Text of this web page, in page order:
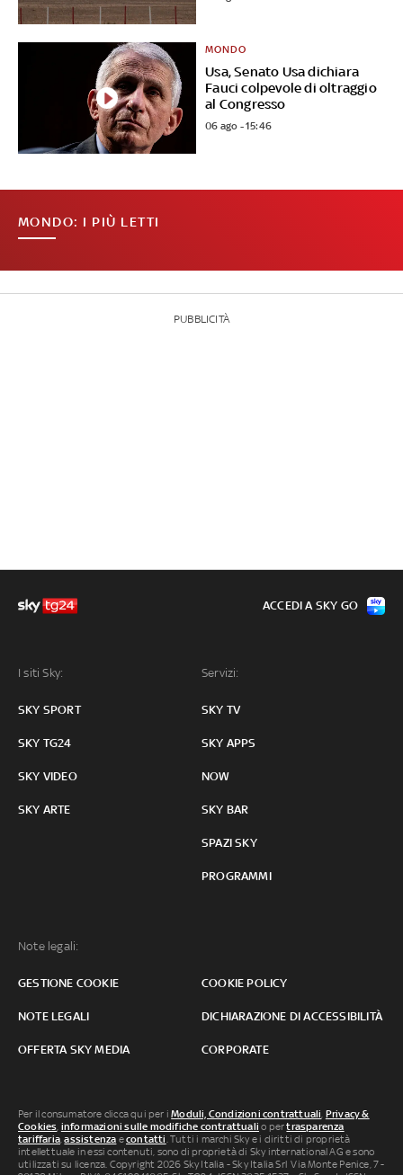
Usa, Senato Usa dichiara
Fauci colpevole di oltraggio
al Congresso
MONDO
06 ago - 15:46
MONDO: I PIÙ LETTI
PUBBLICITÀ
I siti Sky:
SKY SPORT
SKY TG24
SKY VIDEO
SKY ARTE
Servizi:
SKY TV
SKY APPS
NOW
SKY BAR
SPAZI SKY
PROGRAMMI
Note legali:
GESTIONE COOKIE COOKIE POLICY
NOTE LEGALI DICHIARAZIONE DI ACCESSIBILITÀ
OFFERTA SKY MEDIA CORPORATE
ACCEDI A SKY GO
Per il consumatore clicca qui per iModuli, Condizioni contrattuali, Privacy &
Cookies, informazioni sulle modifiche contrattuali o pertrasparenza
tariffaria,assistenza econtatti. Tutti i marchi Sky e i diritti di proprietà
intellettuale in essi contenuti, sono di proprietà di Sky international AG e sono
utilizzati su licenza. Copyright 2026 Sky Italia - Sky Italia Srl Via Monte Penice, 7 -